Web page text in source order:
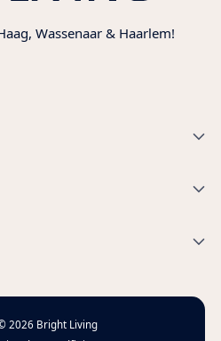
Wassenaar & Haarlem!
2026 Bright Living